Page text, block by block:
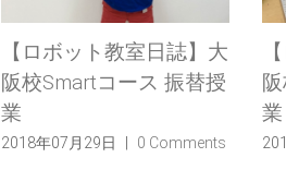
【ロボット教室日誌】大
阪校Smartコース 振替授
業
2018年07月29日 | 0 Comments
業